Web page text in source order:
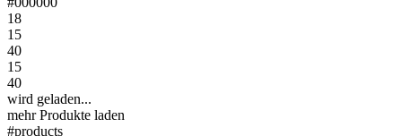
18
15
40
15
40
wird geladen...
mehr Produkte laden
#products